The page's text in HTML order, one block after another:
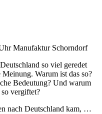
Manufaktur Schorndorf
so viel geredet
Warum ist das so?
Bedeutung? Und warum
vergiftet?
nach Deutschland kam, …